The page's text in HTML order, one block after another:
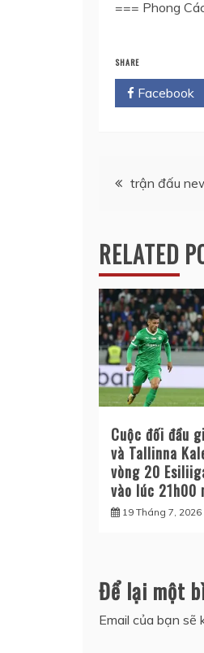
=== Phong
SHARE
Facebook
Điều
bài
viết
trận đấu
RELATED
Cuộc đối đầu
và Tallinna
vòng 20
vào lúc 21h00
19 Tháng 7, 2026
Để lại một
Email của bạn sẽ